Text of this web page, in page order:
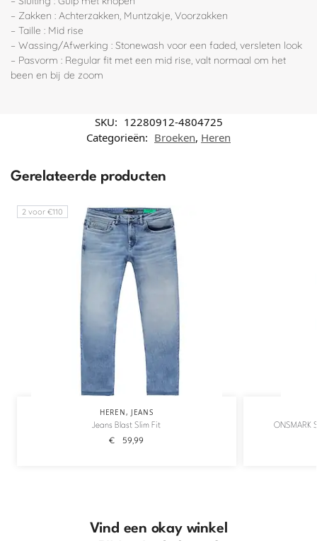
– Zakken : Achterzakken, Muntzakje, Voorzakken
– Taille : Mid rise
– Wassing/Afwerking : Stonewash voor een faded, versleten look
– Pasvorm : Regular fit met een mid rise, valt normaal om het
been en bij de zoom
SKU: 12280912-4804725
Categorieën: Broeken, Heren
Gerelateerde producten
2 voor €110
HEREN, JEANS
Jeans Blast Slim Fit
€ 59,99
ONSMARK
Vind een okay winkel